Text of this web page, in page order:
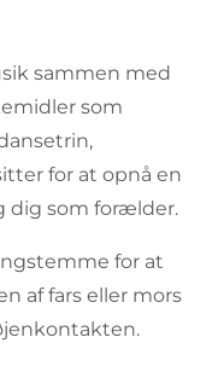
sammen med
som
for at opnå en
dig som forælder.
for at
af fars eller mors